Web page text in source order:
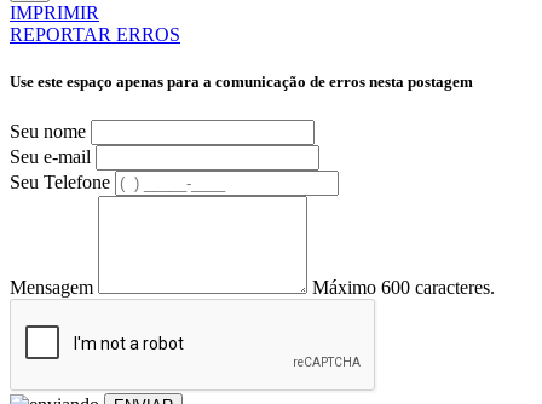
IMPRIMIR
REPORTAR ERROS
Use este espaço apenas para a comunicação de erros nesta postagem
Seu nome
Seu e-mail
Seu Telefone
Mensagem Máximo 600 caracteres.